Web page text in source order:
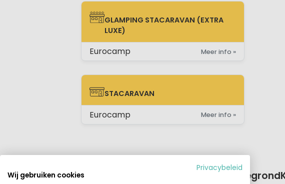
GLAMPING STACARAVAN (EXTRA LUXE)
GLAMPING STACARAVAN (EXTRA
LUXE)
Eurocamp Meer info »
STACARAVAN
STACARAVAN
Eurocamp Meer info »
Beschrijving Accommodaties Plattegrond
Privacybeleid
Wij gebruiken cookies